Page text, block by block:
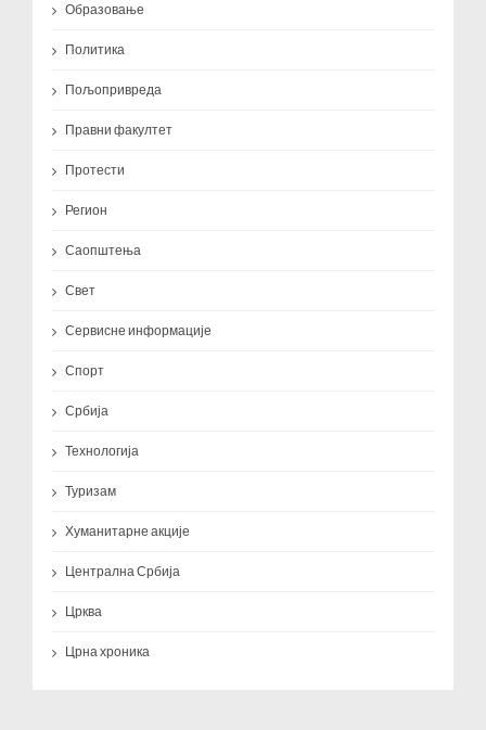
Образовање
Политика
Пољопривреда
Правни факултет
Протести
Регион
Саопштења
Свет
Сервисне информације
Спорт
Србија
Технологија
Туризам
Хуманитарне акције
Централна Србија
Црква
Црна хроника